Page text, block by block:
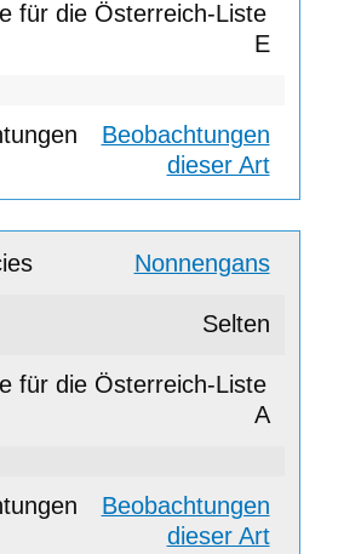
E
Beobachtungen
dieser Art
Nonnengans
Selten
A
Beobachtungen
dieser Art